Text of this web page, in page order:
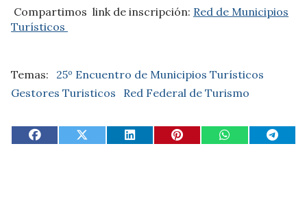
Compartimos link de inscripción: Red de Municipios
Turísticos
25º Encuentro de Municipios Turísticos
Gestores Turisticos
Red Federal de Turismo